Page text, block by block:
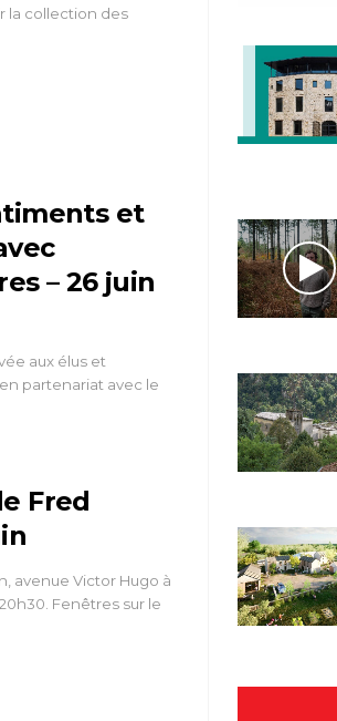
la collection des
et
– 26 juin
aux élus et
partenariat avec le
Fred
avenue Victor Hugo à
Fenêtres sur le